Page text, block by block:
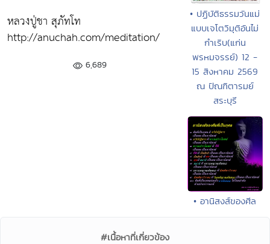
หลวงปู่ชา สุภัทโท
http://anuchah.com/meditation/
6,689
• ปฏิบัติธรรมวันแม่
แบบเจโตวิมุติอันไม่
กำเริบ(แก่น
พรหมจรรย์) 12 -
15 สิงหาคม 2569
ณ ปัณฑิตารมย์
สระบุรี
• อานิสงส์ของศีล
#เนื้อหาที่เกี่ยวข้อง